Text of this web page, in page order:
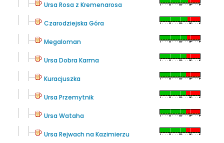
Ursa Rosa z Kremenarosa
Czarodziejska Góra
Megaloman
Ursa Dobra Karma
Kuracjuszka
Ursa Przemytnik
Ursa Wataha
Ursa Rejwach na Kazimierzu